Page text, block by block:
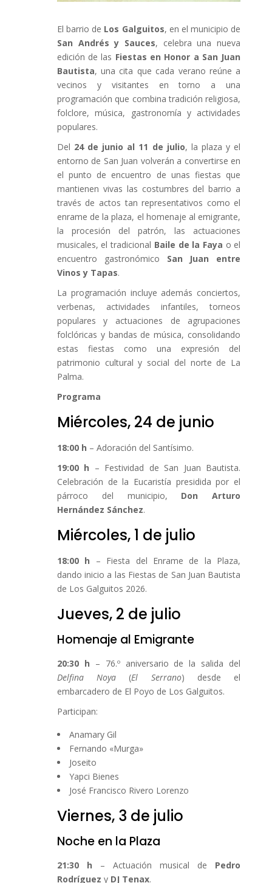
El barrio de Los Galguitos, en el municipio de
San Andrés y Sauces, celebra una nueva
edición de las Fiestas en Honor a San Juan
Bautista, una cita que cada verano reúne a
vecinos y visitantes en torno a una
programación que combina tradición religiosa,
folclore, música, gastronomía y actividades
populares.
Del 24 de junio al 11 de julio, la plaza y el
entorno de San Juan volverán a convertirse en
el punto de encuentro de unas fiestas que
mantienen vivas las costumbres del barrio a
través de actos tan representativos como el
enrame de la plaza, el homenaje al emigrante,
la procesión del patrón, las actuaciones
musicales, el tradicional Baile de la Faya o el
encuentro gastronómico San Juan entre
Vinos y Tapas.
La programación incluye además conciertos,
verbenas, actividades infantiles, torneos
populares y actuaciones de agrupaciones
folclóricas y bandas de música, consolidando
estas fiestas como una expresión del
patrimonio cultural y social del norte de La
Palma.
Programa
Miércoles, 24 de junio
18:00 h – Adoración del Santísimo.
19:00 h – Festividad de San Juan Bautista.
Celebración de la Eucaristía presidida por el
párroco del municipio, Don Arturo
Hernández Sánchez.
Miércoles, 1 de julio
18:00 h – Fiesta del Enrame de la Plaza,
dando inicio a las Fiestas de San Juan Bautista
de Los Galguitos 2026.
Jueves, 2 de julio
Homenaje al Emigrante
20:30 h – 76.º aniversario de la salida del
Delfina Noya (El Serrano) desde el
embarcadero de El Poyo de Los Galguitos.
Participan:
Anamary Gil
Fernando «Murga»
Joseito
Yapci Bienes
José Francisco Rivero Lorenzo
Viernes, 3 de julio
Noche en la Plaza
21:30 h – Actuación musical de Pedro
Rodríguez y DJ Tenax.